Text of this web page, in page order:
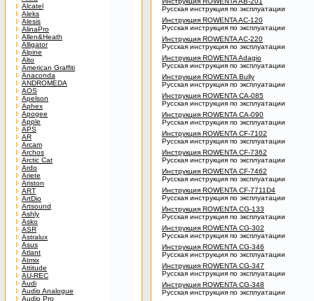
Alcatel
Aleks
Alesis
AlinaPro
Allen&Heath
Alligator
Alpine
Alto
American Graffiti
Anaconda
ANDROMEDA
AOS
Apelson
Aphex
Apogee
Apple
APS
AR
Arcam
Archos
Arctic Cat
Ardo
Ariete
Ariston
ART
ArtDio
Artsound
Ashly
Asko
ASR
Astralux
Asus
Atlant
Atmix
Attitude
AU-REC
Audi
Audio Analogue
Audio Pro
Русская инструкция по эксплуатации
Инструкция ROWENTA AC-120
Русская инструкция по эксплуатации
Инструкция ROWENTA AC-220
Русская инструкция по эксплуатации
Инструкция ROWENTA Adagio
Русская инструкция по эксплуатации
Инструкция ROWENTA Bully
Русская инструкция по эксплуатации
Инструкция ROWENTA CA-085
Русская инструкция по эксплуатации
Инструкция ROWENTA CA-090
Русская инструкция по эксплуатации
Инструкция ROWENTA CF-7102
Русская инструкция по эксплуатации
Инструкция ROWENTA CF-7362
Русская инструкция по эксплуатации
Инструкция ROWENTA CF-7462
Русская инструкция по эксплуатации
Инструкция ROWENTA CF-7711D4
Русская инструкция по эксплуатации
Инструкция ROWENTA CG-133
Русская инструкция по эксплуатации
Инструкция ROWENTA CG-302
Русская инструкция по эксплуатации
Инструкция ROWENTA CG-346
Русская инструкция по эксплуатации
Инструкция ROWENTA CG-347
Русская инструкция по эксплуатации
Инструкция ROWENTA CG-348
Русская инструкция по эксплуатации